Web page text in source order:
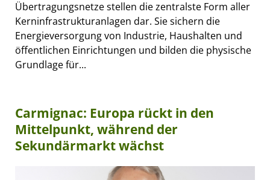
Übertragungsnetze stellen die zentralste Form aller
Kerninfrastrukturanlagen dar. Sie sichern die
Energieversorgung von Industrie, Haushalten und
öffentlichen Einrichtungen und bilden die physische
Grundlage für...
Carmignac: Europa rückt in den
Mittelpunkt, während der
Sekundärmarkt wächst